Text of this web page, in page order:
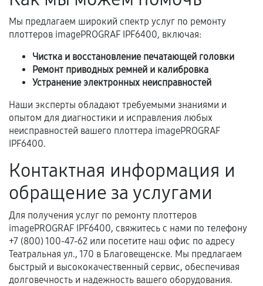
Самостоятельный ремонт или вмешательство
Естественный износ деталей, если иное не
Обращение после окончания гарантийного
срока.
Программные сбои, если это не указано в
отдельных условиях.
Если комплектующие куплены
Гарантия на выполненные работы может
сохраняться полностью или частично, если
соблюдены следующие условия:
Предоставленные детали подходят по
техническим параметрам и не имеют внешних
дефектов.
Мы предлагаем широкий спектр услуг по ремонту
плоттеров imagePROGRAF IPF6400, включая:
Чистка и восстановление печатающей головки
Ремонт приводных ремней и калибровка
Устранение электронных неисправностей
Наши эксперты обладают требуемыми знаниями и
опытом для диагностики и исправления любых
неисправностей вашего плоттера imagePROGRAF
IPF6400.
Контактная информация и
обращение за услугами
Для получения услуг по ремонту плоттеров
imagePROGRAF IPF6400, свяжитесь с нами по телефону
+7 (800) 100-47-62 или посетите наш офис по адресу
Театральная ул., 170 в Благовещенске. Мы предлагаем
быстрый и высококачественный сервис, обеспечивая
долговечность и надежность вашего оборудования.